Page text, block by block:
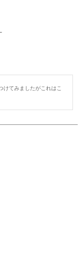
けてみましたがこれはこ